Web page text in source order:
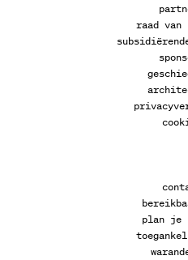
raad van
plan je